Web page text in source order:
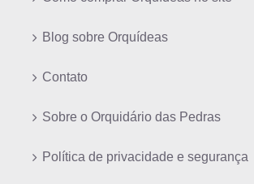
Blog sobre Orquídeas
Contato
Sobre o Orquidário das Pedras
Política de privacidade e segurança